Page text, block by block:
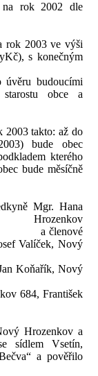
na rok 2002 dle
rok 2003 ve výši
s konečným
úvěru budoucími
obce a
2003 takto: až do
bude obec
kterého
bude měsíčně
Mgr. Hana
a členové
Valíček, Nový
Koňařík, Nový
684, František
Hrozenkov a
sídlem Vsetín,
a pověřilo